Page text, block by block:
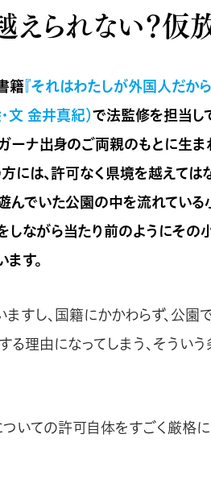
られない？仮
籍『それはわたしが外国人だか
文 金井真紀）で法監修を担当し
ーナ出身のご両親のもとに生ま
には、許可なく県境を越えては
んでいた公園の中を流れている
しながら当たり前のようにその
す。
すし、国籍にかかわらず、公園
る理由になってしまう、そうい
いての許可自体をすごく厳格